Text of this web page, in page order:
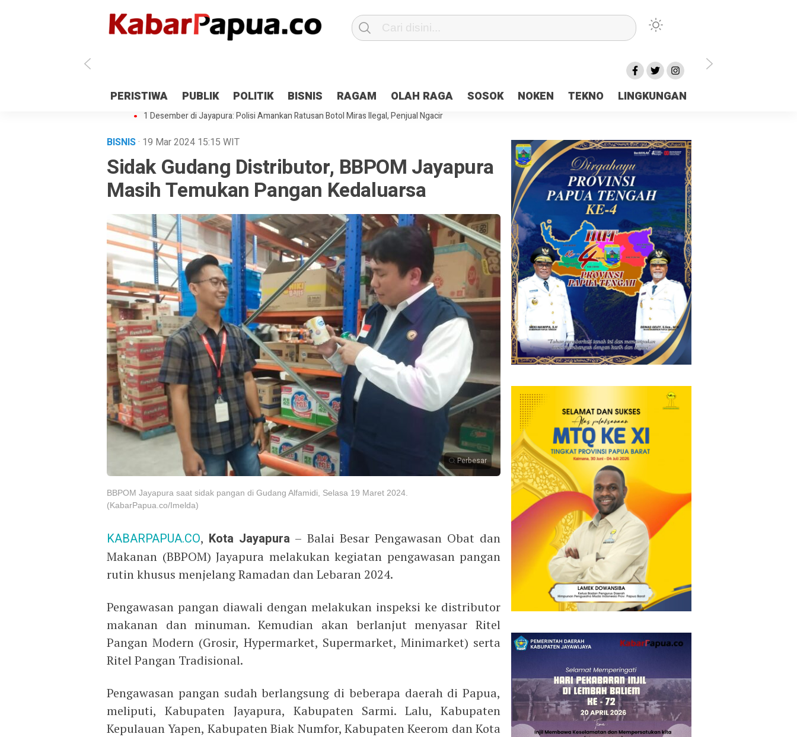
PERISTIWA PUBLIK POLITIK BISNIS RAGAM OLAH RAGA SOSOK NOKEN TEKNO LINGKUNGAN
Antisipasi 1 Desember, TNI Polri Patroli 2×24 jam di Kota Jayapura
Pesan Sejuk Polri di Deklarasi Pemilu Ceria Tanah Papua
Gedung Perpustakaan SMPN 5 Sentani Terbakar
Hibah Pilkada Jayapura Cair 10 Persen, Deposit Kas Daerah Rp23 Miliar Disorot
1 Desember di Jayapura: Polisi Amankan Ratusan Botol Miras Ilegal, Penjual Ngacir
BISNIS· 19 Mar 2024 15:15 WIT
Sidak Gudang Distributor, BBPOM Jayapura
Masih Temukan Pangan Kedaluarsa
Perbesar
BBPOM Jayapura saat sidak pangan di Gudang Alfamidi, Selasa 19 Maret 2024.
(KabarPapua.co/Imelda)
KABARPAPUA.CO, Kota Jayapura – Balai Besar Pengawasan Obat dan
Makanan (BBPOM) Jayapura melakukan kegiatan pengawasan pangan
rutin khusus menjelang Ramadan dan Lebaran 2024.
Pengawasan pangan diawali dengan melakukan inspeksi ke distributor
makanan dan minuman. Kemudian akan berlanjut menyasar Ritel
Pangan Modern (Grosir, Hypermarket, Supermarket, Minimarket) serta
Ritel Pangan Tradisional.
Pengawasan pangan sudah berlangsung di beberapa daerah di Papua,
meliputi, Kabupaten Jayapura, Kabupaten Sarmi. Lalu, Kabupaten
Kepulauan Yapen, Kabupaten Biak Numfor, Kabupaten Keerom dan Kota